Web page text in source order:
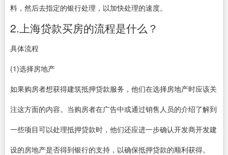
料，然后去指定的银行处理，以加快处理的速度。
2.上海贷款买房的流程是什么？
具体流程
(1)选择房地产
如果购房者想获得建筑抵押贷款服务，他们在选择房地产时应该关
注这方面的内容。当购房者在广告中或通过销售人员的介绍了解到
一些项目可以处理抵押贷款时，他们还应进一步确认开发商开发建
设的房地产是否得到银行的支持，以确保抵押贷款的顺利获得。